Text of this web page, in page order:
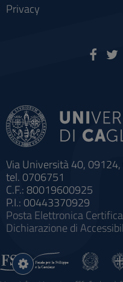
Via Università 40, 09124,
tel. 0706751
C.F.: 80019600925
P.I.: 00443370929
Posta Elettronica
Dichiarazione di
Privacy
Impostazioni
cookie